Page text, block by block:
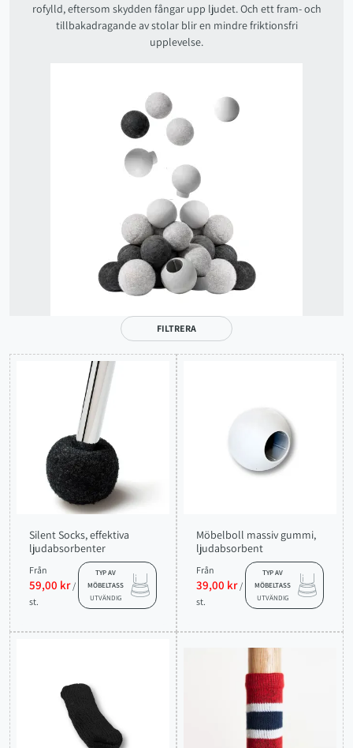
rofylld, eftersom skydden fångar upp ljudet. Och ett fram- och
tillbakadragande av stolar blir en mindre friktionsfri
upplevelse.
FILTRERA
Silent Socks, effektiva
ljudabsorbenter
Från
59,00 kr /
st.
TYP AV
MÖBELTASS
UTVÄNDIG
Möbelboll massiv gummi,
ljudabsorbent
Från
39,00 kr /
st.
TYP AV
MÖBELTASS
UTVÄNDIG